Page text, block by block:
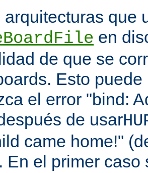
arquitecturas que
en
de que se
Esto
el error "bind:
de usar
came home!"
En el primer caso